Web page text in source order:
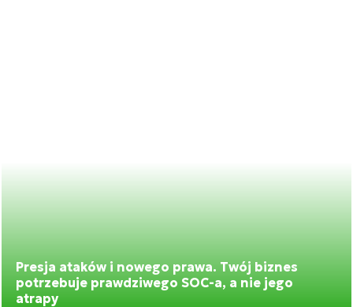
Presja ataków i nowego prawa. Twój biznes
potrzebuje prawdziwego SOC-a, a nie jego
atrapy